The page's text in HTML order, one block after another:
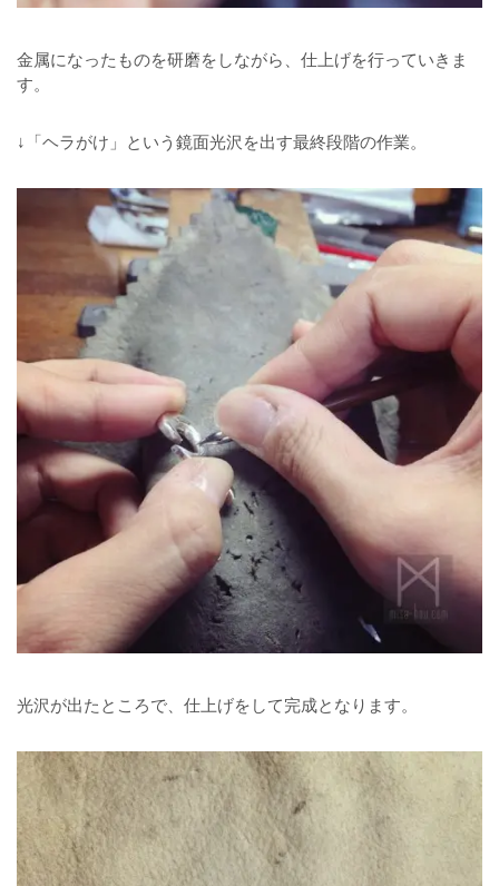
金属になったものを研磨をしながら、仕上げを行っていきま
す。
↓「ヘラがけ」という鏡面光沢を出す最終段階の作業。
光沢が出たところで、仕上げをして完成となります。